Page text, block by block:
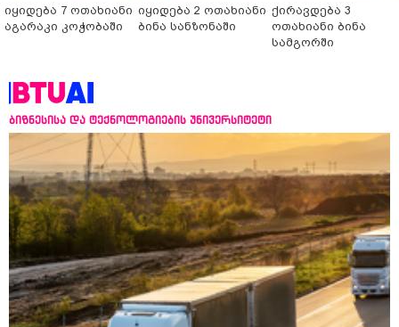
იყიდება 7 ოთახიანი
აგარაკი კოჭობაში
იყიდება 2 ოთახიანი
ბინა სანზონაში
ქირავდება 3
ოთახიანი ბინა
სამგორში
ბიზნესისა და ტექნოლოგიების უნივერსიტეტი